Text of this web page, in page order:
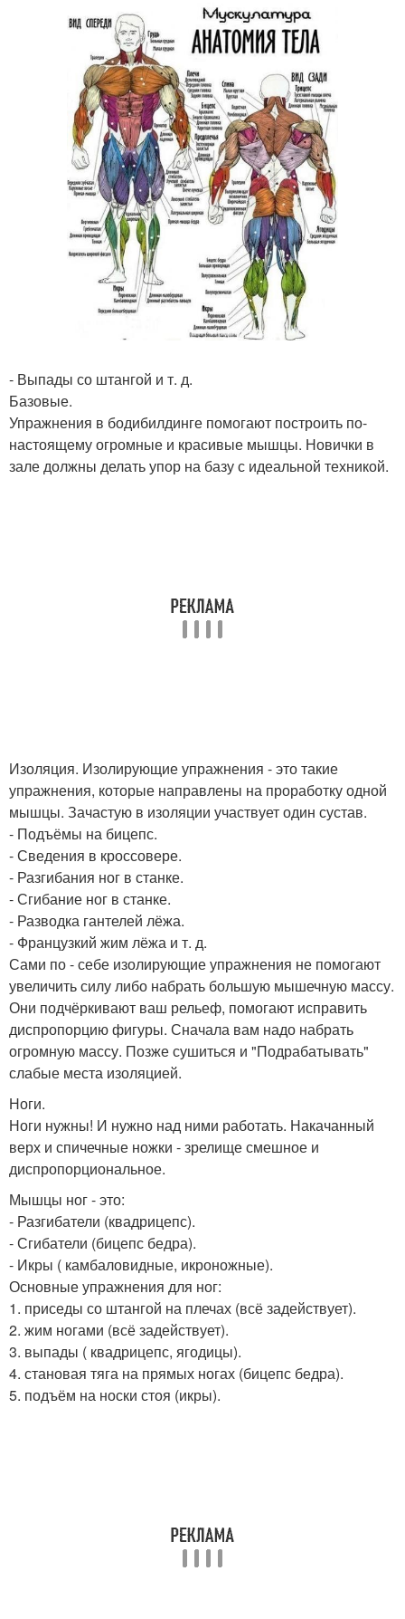
- Выпады со штангой и т. д.
Базовые.
Упражнения в бодибилдинге помогают построить по-
настоящему огромные и красивые мышцы. Новички в
зале должны делать упор на базу с идеальной техникой.
Изоляция. Изолирующие упражнения - это такие
упражнения, которые направлены на проработку одной
мышцы. Зачастую в изоляции участвует один сустав.
- Подъёмы на бицепс.
- Сведения в кроссовере.
- Разгибания ног в станке.
- Сгибание ног в станке.
- Разводка гантелей лёжа.
- Французкий жим лёжа и т. д.
Сами по - себе изолирующие упражнения не помогают
увеличить силу либо набрать большую мышечную массу.
Они подчёркивают ваш рельеф, помогают исправить
диспропорцию фигуры. Сначала вам надо набрать
огромную массу. Позже сушиться и "Подрабатывать"
слабые места изоляцией.
Ноги.
Ноги нужны! И нужно над ними работать. Накачанный
верх и спичечные ножки - зрелище смешное и
диспропорциональное.
Мышцы ног - это:
- Разгибатели (квадрицепс).
- Сгибатели (бицепс бедра).
- Икры ( камбаловидные, икроножные).
Основные упражнения для ног:
1. приседы со штангой на плечах (всё задействует).
2. жим ногами (всё задействует).
3. выпады ( квадрицепс, ягодицы).
4. становая тяга на прямых ногах (бицепс бедра).
5. подъём на носки стоя (икры).